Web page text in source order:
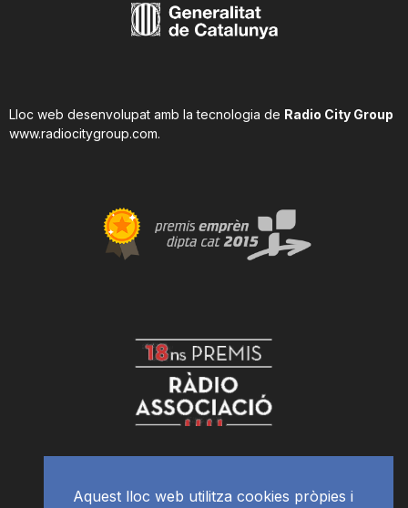
Lloc web desenvolupat amb la tecnologia de Radio City Group
www.radiocitygroup.com.
Aquest lloc web utilitza cookies pròpies i